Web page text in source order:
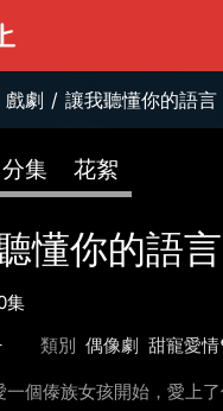
戲劇 / 讓我聽懂你的語言
分集 花絮
懂你的語言
集
類別 偶像劇 甜寵愛
一個傣族女孩開始，愛上